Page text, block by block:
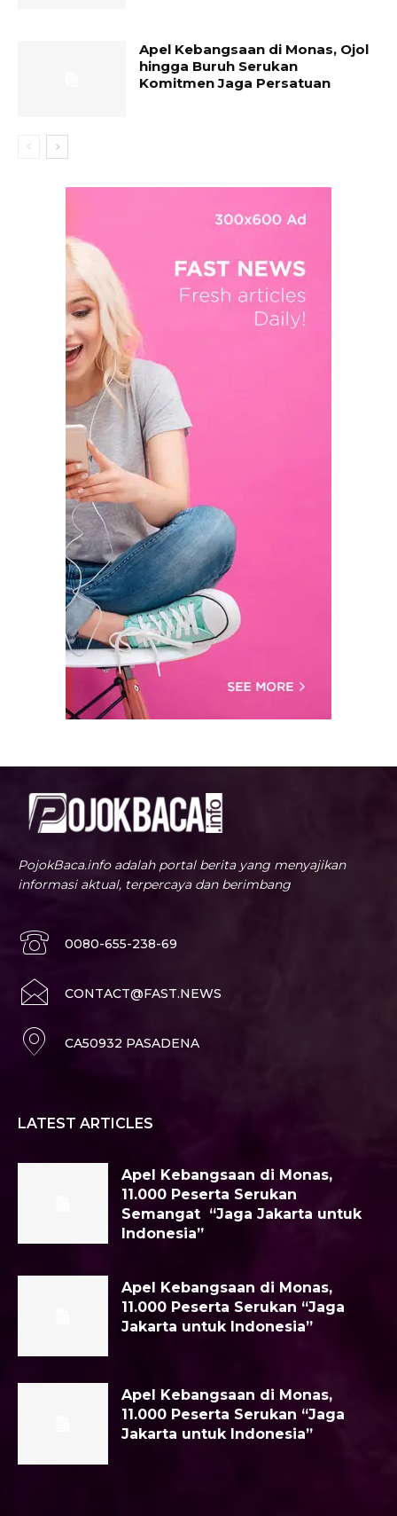
Apel Kebangsaan di Monas, Ojol
hingga Buruh Serukan
Komitmen Jaga Persatuan
PojokBaca.info adalah portal berita yang menyajikan
informasi aktual, terpercaya dan berimbang
0080-655-238-69
CONTACT@FAST.NEWS
CA50932 PASADENA
LATEST ARTICLES
Apel Kebangsaan di Monas,
11.000 Peserta Serukan
Semangat “Jaga Jakarta untuk
Indonesia”
Apel Kebangsaan di Monas,
11.000 Peserta Serukan “Jaga
Jakarta untuk Indonesia”
Apel Kebangsaan di Monas,
11.000 Peserta Serukan “Jaga
Jakarta untuk Indonesia”